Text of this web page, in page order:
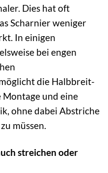
Dies hat oft
Scharnier weniger
In einigen
bei engen
die Halbbreit-
Montage und eine
ohne dabei Abstriche
müssen.
streichen oder